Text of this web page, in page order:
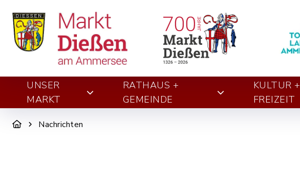
UNSER
MARKT
RATHAUS +
GEMEINDE
KULTUR +
FREIZEIT
Nachrichten